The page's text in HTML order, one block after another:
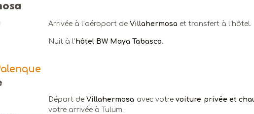
Arrivée à l’aéroport de Villahermosa et transfert à l’hôtel.
Nuit à l’hôtel BW Maya Tabasco.
Départ deVillahermosa avec votrevoiture privée et
votre arrivée à Tulum.